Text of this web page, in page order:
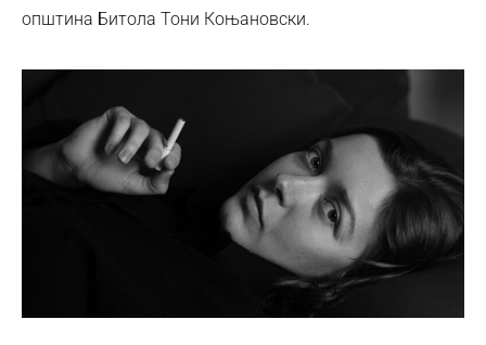
општина Битола Тони Коњановски.